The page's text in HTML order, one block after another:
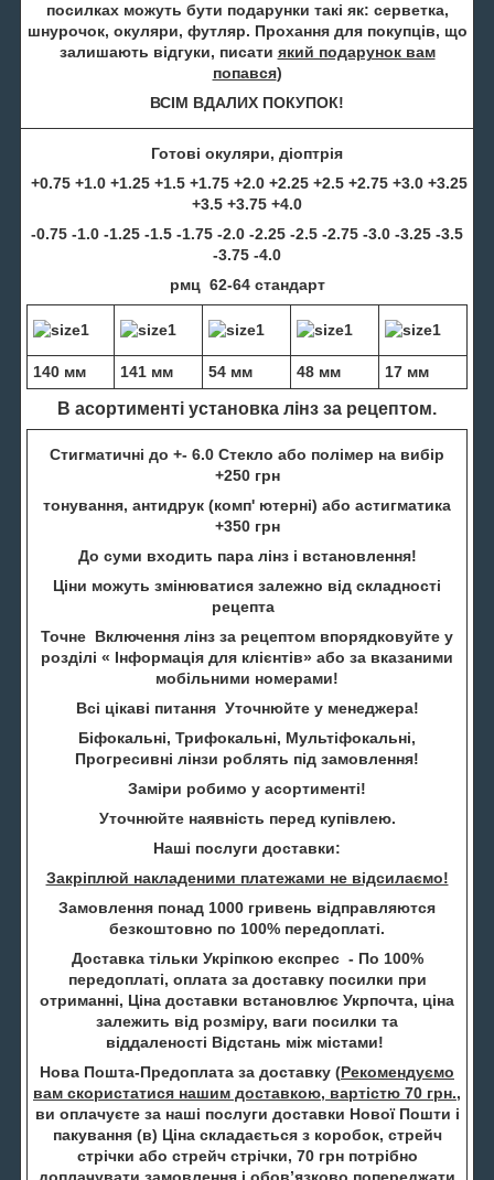
посилках можуть бути подарунки такі як: серветка,
шнурочок, окуляри, футляр. Прохання для покупців, що
залишають відгуки, писати який подарунок вам
попався)
ВСІМ ВДАЛИХ ПОКУПОК!
Готові окуляри, діоптрія
+0.75 +1.0 +1.25 +1.5 +1.75 +2.0 +2.25 +2.5 +2.75 +3.0 +3.25
+3.5 +3.75 +4.0
-0.75 -1.0 -1.25 -1.5 -1.75 -2.0 -2.25 -2.5 -2.75 -3.0 -3.25 -3.5
-3.75 -4.0
рмц 62-64 стандарт
140 мм 141 мм 54 мм 48 мм 17 мм
В асортименті установка лінз за рецептом.
Стигматичні до +- 6.0 Стекло або полімер на вибір
+250 грн
тонування, антидрук (комп' ютерні) або астигматика
+350 грн
До суми входить пара лінз і встановлення!
Ціни можуть змінюватися залежно від складності
рецепта
Точне Включення лінз за рецептом впорядковуйте у
розділі « Інформація для клієнтів» або за вказаними
мобільними номерами!
Всі цікаві питання Уточнюйте у менеджера!
Біфокальні, Трифокальні, Мультіфокальні,
Прогресивні лінзи роблять під замовлення!
Заміри робимо у асортименті!
Уточнюйте наявність перед купівлею.
Наші послуги доставки:
Закріплюй накладеними платежами не відсилаємо!
Замовлення понад 1000 гривень відправляются
безкоштовно по 100% передоплаті.
Доставка тільки Укріпкою експрес - По 100%
передоплаті, оплата за доставку посилки при
отриманні, Ціна доставки встановлює Укрпочта, ціна
залежить від розміру, ваги посилки та
віддаленості Відстань між містами!
Нова Пошта-Предоплата за доставку (Рекомендуємо
вам скористатися нашим доставкою, вартістю 70 грн.,
ви оплачуєте за наші послуги доставки Нової Пошти і
пакування (в) Ціна складається з коробок, стрейч
стрічки або стрейч стрічки, 70 грн потрібно
доплачувати замовлення і обов’язково попереджати